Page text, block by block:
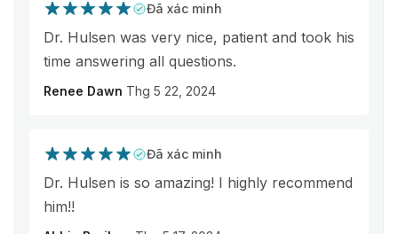
Đã xác minh
Dr. Hulsen was very nice, patient and took his
time answering all questions.
Renee Dawn Thg 5 22, 2024
Đã xác minh
Dr. Hulsen is so amazing! I highly recommend
him!!